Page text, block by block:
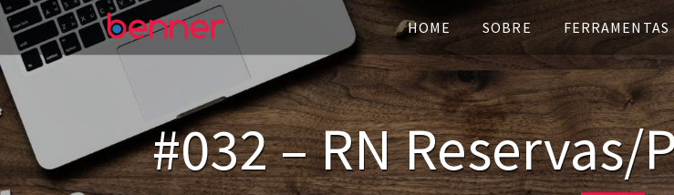
HOME SOBRE FERRAMENTAS
#032 – RN